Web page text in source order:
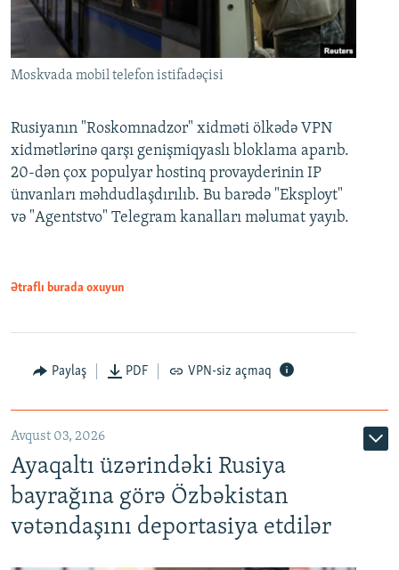
Moskvada mobil telefon istifadəçisi
Rusiyanın "Roskomnadzor" xidməti ölkədə VPN
xidmətlərinə qarşı genişmiqyaslı bloklama aparıb.
20-dən çox populyar hostinq provayderinin IP
ünvanları məhdudlaşdırılıb. Bu barədə "Eksployt"
və "Agentstvo" Telegram kanalları məlumat yayıb.
Ətraflı burada oxuyun
Paylaş PDF VPN-siz açmaq
Avqust 03, 2026
Ayaqaltı üzərindəki Rusiya
bayrağına görə Özbəkistan
vətəndaşını deportasiya etdilər